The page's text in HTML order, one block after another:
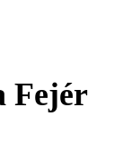
Fejér